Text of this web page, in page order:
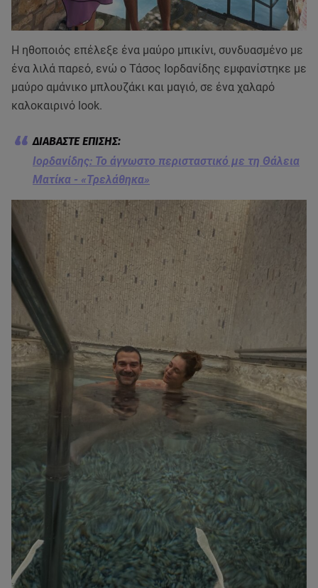
Η ηθοποιός επέλεξε ένα μαύρο μπικίνι, συνδυασμένο με
ένα λιλά παρεό, ενώ ο Τάσος Ιορδανίδης εμφανίστηκε με
μαύρο αμάνικο μπλουζάκι και μαγιό, σε ένα χαλαρό
καλοκαιρινό look.
Ιορδανίδης: Το άγνωστο περισταστικό με τη Θάλεια
Ματίκα - «Τρελάθηκα»